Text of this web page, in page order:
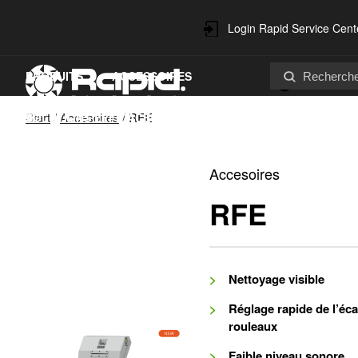
Login Rapid Service
Contact
PRODUITS ACCESSOIRES
SOLUTIONS EFFICACES
Start / Accesoires / RFE
Accesoires
RFE
Nettoyage visible
Réglage rapide de
rouleaux